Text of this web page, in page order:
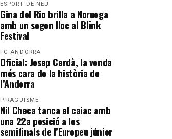
ESPORT DE NEU
Gina del Rio brilla a Noruega
amb un segon lloc al Blink
Festival
FC ANDORRA
Oficial: Josep Cerdà, la venda
més cara de la història de
l’Andorra
PIRAGÜISME
Nil Checa tanca el caiac amb
una 22a posició a les
semifinals de l’Europeu júnior